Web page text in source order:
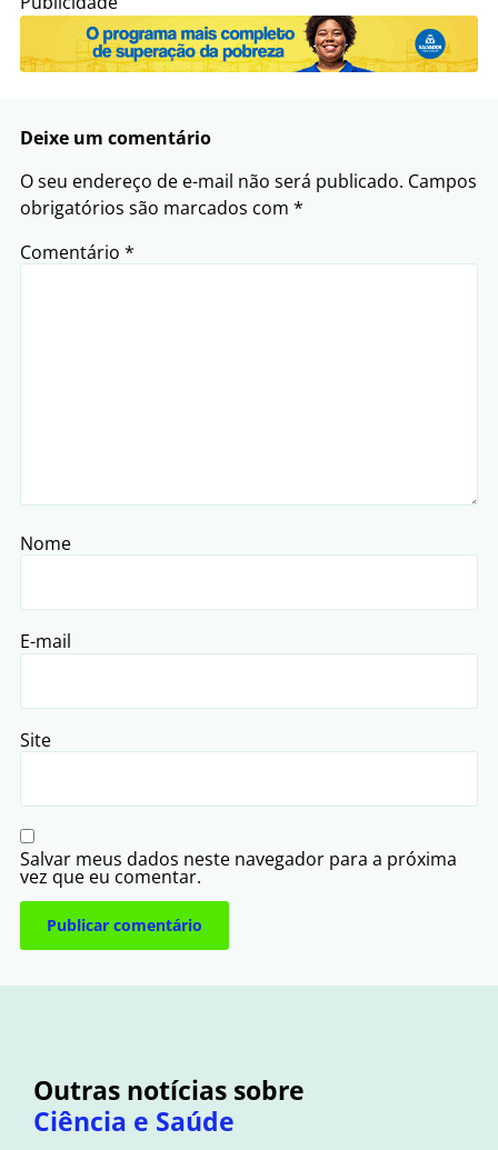
Deixe um comentário
O seu endereço de e-mail não será publicado. Campos
obrigatórios são marcados com *
Comentário *
Nome
E-mail
Site
Salvar meus dados neste navegador para a próxima
vez que eu comentar.
Outras notícias sobre
Ciência e Saúde